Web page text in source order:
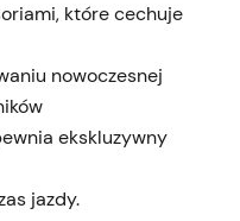
które cechuje
nowoczesnej
ekskluzywny
jazdy.